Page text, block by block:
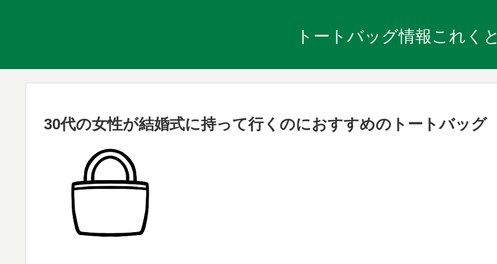
トートバッグ情報これくと
30代の女性が結婚式に持って行くのにおすすめのトートバッグ